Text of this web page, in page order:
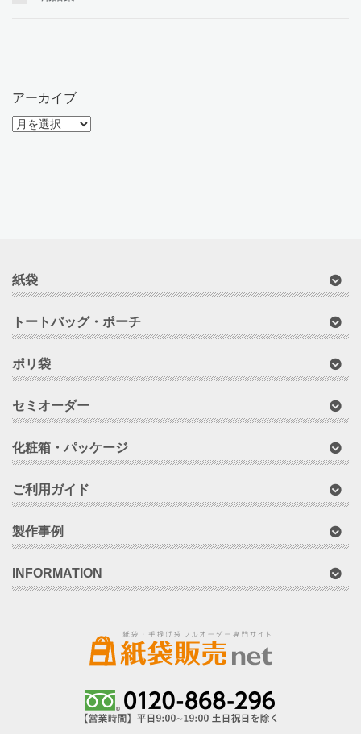
アーカイブ
ア
紙袋
トートバッグ・ポーチ
ポリ袋
セミオーダー
化粧箱・パッケージ
ご利用ガイド
製作事例
INFORMATION